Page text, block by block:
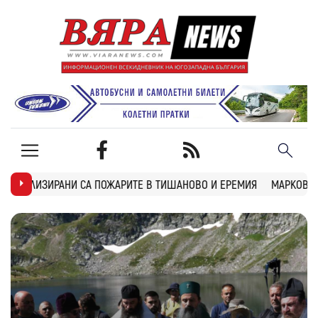
В ТИШАНОВО И ЕРЕМИЯ МАРКОВСКИ ЗА УБИЙСТВОТО В